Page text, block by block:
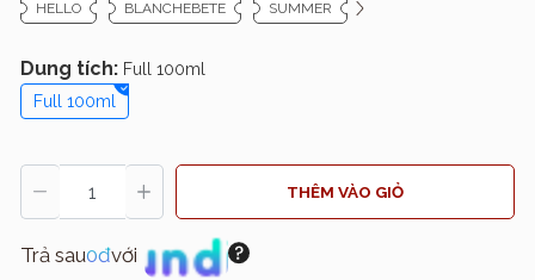
HELLO BLANCHEBETE SUMMER
Dung tích: Full 100ml
Full 100ml
THÊM VÀO GIỎ
Trả sau0đvới